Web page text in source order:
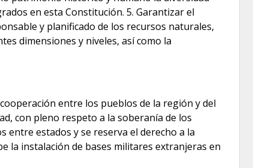
en esta Constitución. 5. Garantizar el
y planificado de los recursos naturales,
dimensiones y niveles, así como la
entre los pueblos de la región y del
con pleno respeto a la soberanía de los
entre estados y se reserva el derecho a la
la instalación de bases militares extranjeras en